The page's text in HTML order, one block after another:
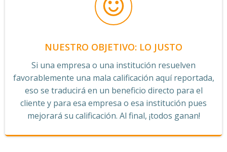
NUESTRO OBJETIVO: LO JUSTO
Si una empresa o una institución resuelven
favorablemente una mala calificación aquí reportada,
eso se traducirá en un beneficio directo para el
cliente y para esa empresa o esa institución pues
mejorará su calificación. Al final, ¡todos ganan!